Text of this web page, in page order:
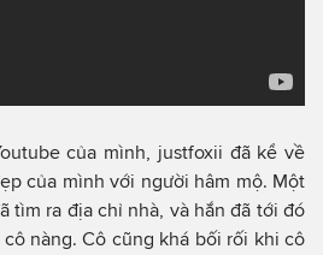
của mình, justfoxii đã kể về
của mình với người hâm mộ. Một
tìm ra địa chỉ nhà, và hắn đã tới đó
nàng. Cô cũng khá bối rối khi cô